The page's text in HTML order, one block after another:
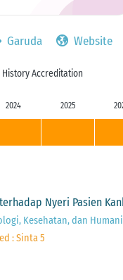
Garuda Website
History Accreditation
2024 2025
Nyeri Pasien
Kesehatan, dan
: Sinta 5